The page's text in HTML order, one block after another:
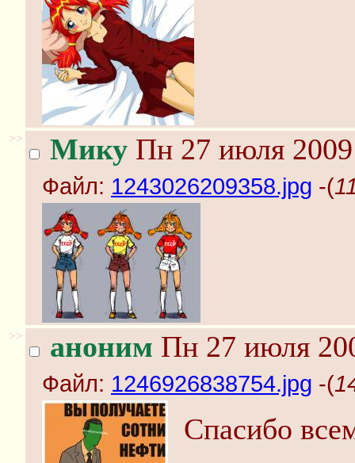
>> Мику Пн 27 июля
Файл: 1243026209358.jpg -(
>> аноним Пн 27 июля
Файл: 1246926838754.jpg -(
Спасибо